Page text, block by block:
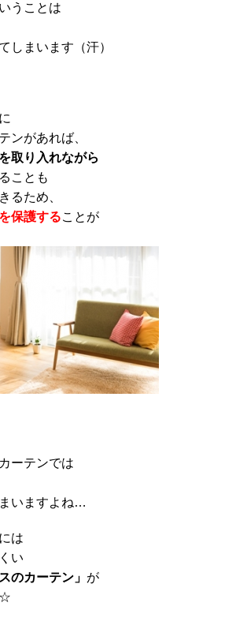
うことは
しまいます（汗）
ンがあれば、
取り入れながら
ことも
るため、
保護することが
ーテンでは
いますよね…
は
い
のカーテン」 が
☆